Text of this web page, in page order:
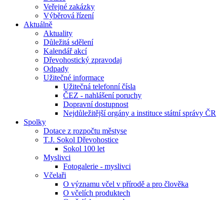
Veřejné zakázky
Výběrová řízení
Aktuálně
Aktuality
Důležitá sdělení
Kalendář akcí
Dřevohostický zpravodaj
Odpady
Užitečné informace
Užitečná telefonní čísla
ČEZ - nahlášení poruchy
Dopravní dostupnost
Nejdůležitější orgány a instituce státní správy ČR
Spolky
Dotace z rozpočtu městyse
T.J. Sokol Dřevohostice
Sokol 100 let
Myslivci
Fotogalerie - myslivci
Včelaři
O významu včel v přírodě a pro člověka
O včelích produktech